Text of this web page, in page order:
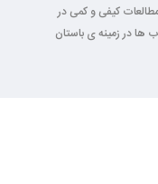
کیفی و کمی در
ها در زمینه ی باستان